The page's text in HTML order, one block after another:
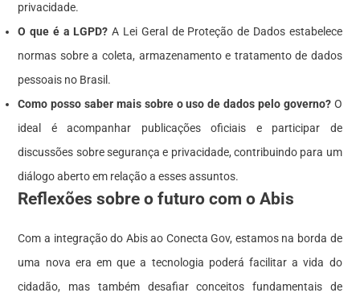
privacidade.
O que é a LGPD? A Lei Geral de Proteção de Dados estabelece
normas sobre a coleta, armazenamento e tratamento de dados
pessoais no Brasil.
Como posso saber mais sobre o uso de dados pelo governo?O
ideal é acompanhar publicações oficiais e participar de
discussões sobre segurança e privacidade, contribuindo para um
diálogo aberto em relação a esses assuntos.
Reflexões sobre o futuro com o Abis
Com a integração do Abis ao Conecta Gov, estamos na borda de
uma nova era em que a tecnologia poderá facilitar a vida do
cidadão, mas também desafiar conceitos fundamentais de